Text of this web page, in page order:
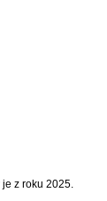
z roku 2025.